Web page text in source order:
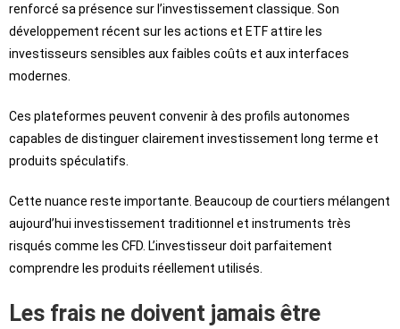
renforcé sa présence sur l’investissement classique. Son
développement récent sur les actions et ETF attire les
investisseurs sensibles aux faibles coûts et aux interfaces
modernes.
Ces plateformes peuvent convenir à des profils autonomes
capables de distinguer clairement investissement long terme et
produits spéculatifs.
Cette nuance reste importante. Beaucoup de courtiers mélangent
aujourd’hui investissement traditionnel et instruments très
risqués comme les CFD. L’investisseur doit parfaitement
comprendre les produits réellement utilisés.
Les frais ne doivent jamais être